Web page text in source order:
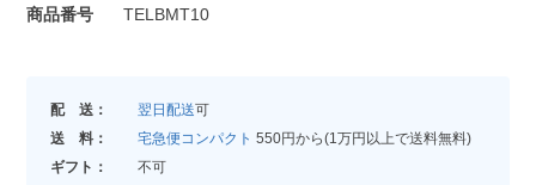
商品番号 TELBMT10
配 送： 翌日配送可
送 料：
宅急便コンパクト 550円から(1万円以上で送料無料)
ギフト：
不可